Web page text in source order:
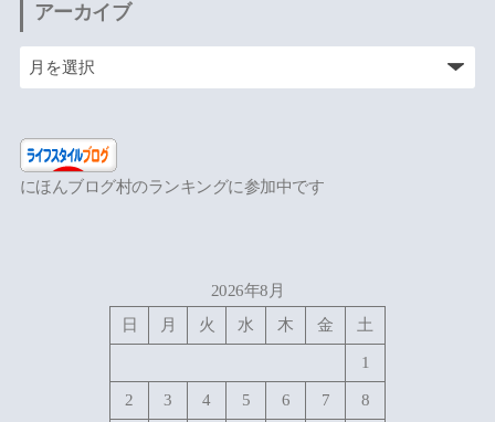
アーカイブ
にほんブログ村のランキングに参加中です
2026年8月
日
月 火 水 木 金 土
1
2 3 4 5 6 7 8